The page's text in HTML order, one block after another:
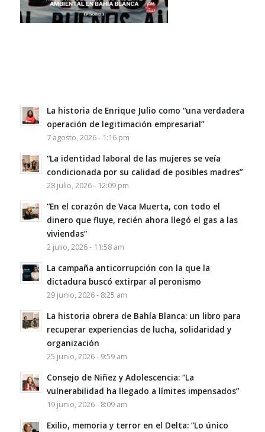
La historia de Enrique Julio como “una verdadera
operación de legitimación empresarial”
7 agosto, 2026 - 1:16 pm
“La identidad laboral de las mujeres se veía
condicionada por su calidad de posibles madres”
28 julio, 2026 - 12:09 pm
“En el corazón de Vaca Muerta, con todo el
dinero que fluye, recién ahora llegó el gas a las
viviendas”
2 julio, 2026 - 11:58 am
La campaña anticorrupción con la que la
dictadura buscó extirpar al peronismo
29 junio, 2026 - 8:25 am
La historia obrera de Bahía Blanca: un libro para
recuperar experiencias de lucha, solidaridad y
organización
25 junio, 2026 - 9:59 am
Consejo de Niñez y Adolescencia: “La
vulnerabilidad ha llegado a límites impensados”
19 junio, 2026 - 8:09 am
Exilio, memoria y terror en el Delta: “Lo único